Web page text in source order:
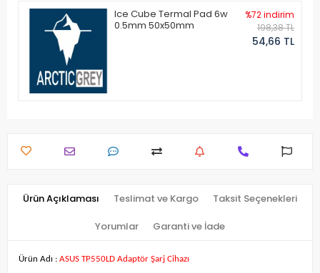
Ice Cube Termal Pad 6w
0.5mm 50x50mm
%72 indirim
198,38 TL
54,66 TL
Ürün Açıklaması Teslimat ve Kargo Taksit Seçenekleri
Yorumlar Garanti ve İade
Ürün Adı : ASUS TP550LD Adaptör Şarj Cihazı